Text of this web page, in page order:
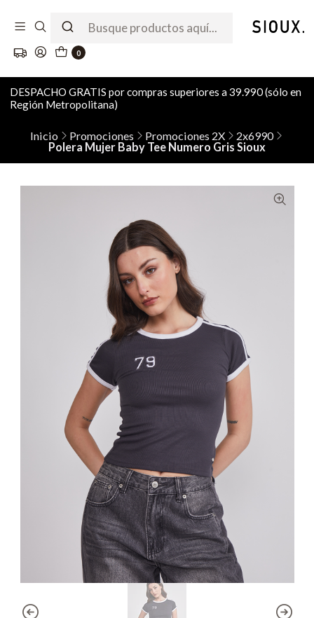
0
DESPACHO GRATIS por compras superiores a 39.990 (sólo en
Región Metropolitana)
Inicio Promociones Promociones 2X
2x6990
Polera Mujer Baby Tee Numero Gris Sioux